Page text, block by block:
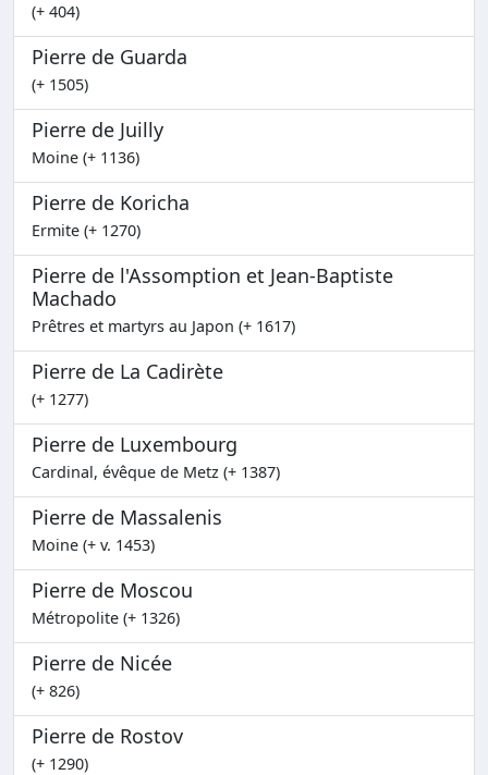
(+ 404)
Pierre de Guarda
(+ 1505)
Pierre de Juilly
Moine (+ 1136)
Pierre de Koricha
Ermite (+ 1270)
Pierre de l'Assomption et Jean-Baptiste
Machado
Prêtres et martyrs au Japon (+ 1617)
Pierre de La Cadirète
(+ 1277)
Pierre de Luxembourg
Cardinal, évêque de Metz (+ 1387)
Pierre de Massalenis
Moine (+ v. 1453)
Pierre de Moscou
Métropolite (+ 1326)
Pierre de Nicée
(+ 826)
Pierre de Rostov
(+ 1290)